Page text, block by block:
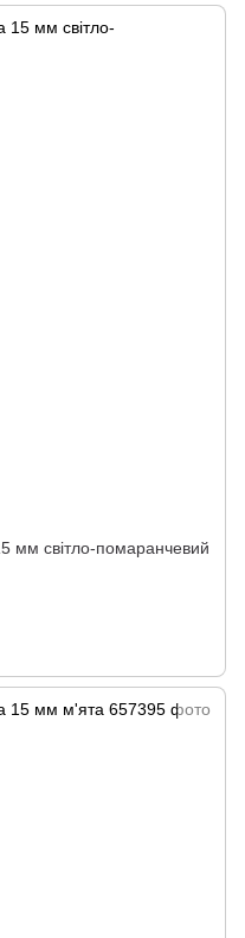
мм світло-помаранчевий